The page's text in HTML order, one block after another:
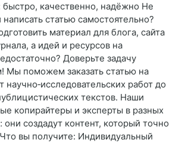
быстро, качественно, надёжно Не
статью самостоятельно?
материал для блога, сайта
а идей и ресурсов на
Доверьте задачу
Мы поможем заказать статью на
работ до
текстов. Наши
копирайтеры и эксперты в разных
они создадут контент, который точно
вы получите: Индивидуальный